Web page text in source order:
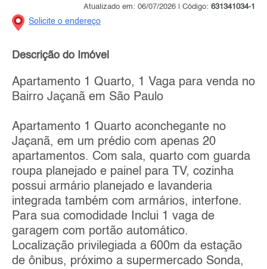
Atualizado em: 06/07/2026 | Código: 631341034-1
Solicite o endereço
Descrição do Imóvel
Apartamento 1 Quarto, 1 Vaga para venda no
Bairro Jaçanã em São Paulo
Apartamento 1 Quarto aconchegante no
Jaçanã, em um prédio com apenas 20
apartamentos. Com sala, quarto com guarda
roupa planejado e painel para TV, cozinha
possui armário planejado e lavanderia
integrada também com armários, interfone.
Para sua comodidade Inclui 1 vaga de
garagem com portão automático.
Localização privilegiada a 600m da estação
de ônibus, próximo a supermercado Sonda,